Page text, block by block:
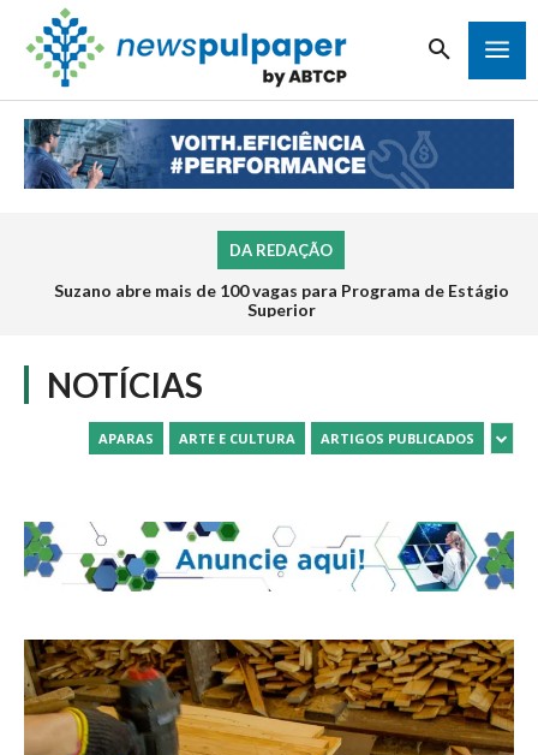
DA REDAÇÃO
Suzano abre mais de 100 vagas para Programa de Estágio
Superior
Inscrições para o Programa de Estágio 2026 da Veracel
abrem na próxima semana
NOTÍCIAS
APARAS ARTE E CULTURA ARTIGOS PUBLICADOS